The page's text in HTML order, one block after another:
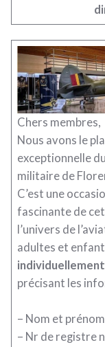
Chers membres,
Nous avons le
exceptionnelle
militaire de
C’est une
fascinante de
l’univers de
adultes et
précisant les
– Nom et prénom
– Nr de registre